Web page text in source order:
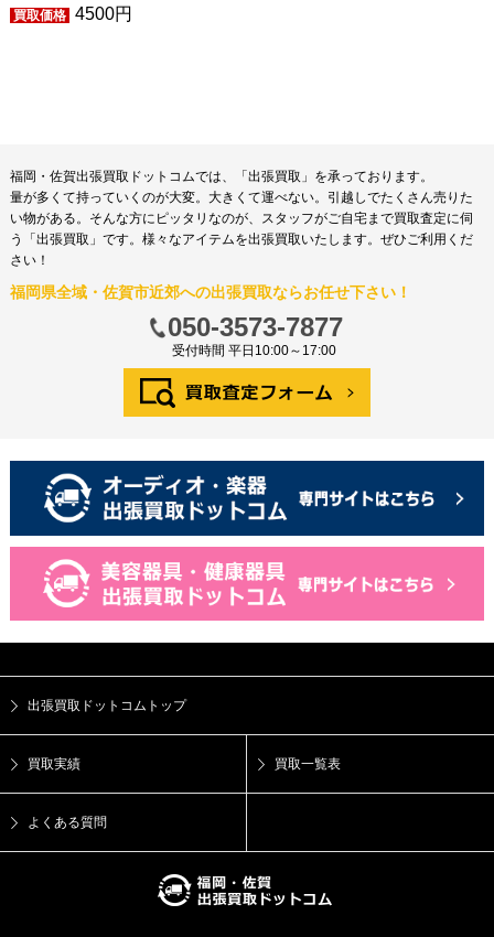
4500円
福岡・佐賀出張買取ドットコムでは、「出張買取」を承っております。
量が多くて持っていくのが大変。大きくて運べない。引越しでたくさん売りた
い物がある。そんな方にピッタリなのが、スタッフがご自宅まで買取査定に伺
う「出張買取」です。様々なアイテムを出張買取いたします。ぜひご利用くだ
さい！
福岡県全域・佐賀市近郊への出張買取ならお任せ下さい！
050-3573-7877
受付時間 平日10:00～17:00
出張買取ドットコムトップ
買取実績 買取一覧表
よくある質問